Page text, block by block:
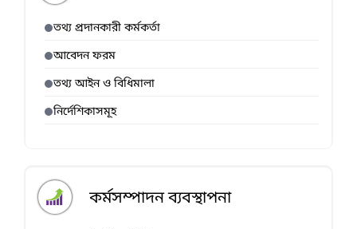
তথ্য প্রদানকারী কর্মকর্তা
আবেদন ফরম
তথ্য আইন ও বিধিমালা
নির্দেশিকাসমূহ
কর্মসম্পাদন ব্যবস্থাপনা